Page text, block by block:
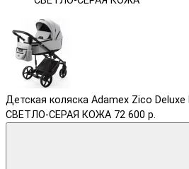
Детская коляска Adamex Zico Deluxe
СВЕТЛО-СЕРАЯ КОЖА 72 600 р.